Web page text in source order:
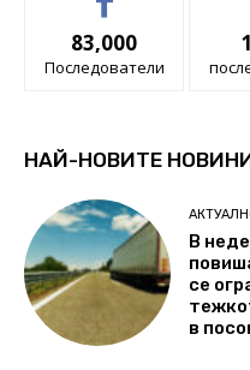
83,000
Последователи
НАЙ-НОВИТЕ
В
се
в